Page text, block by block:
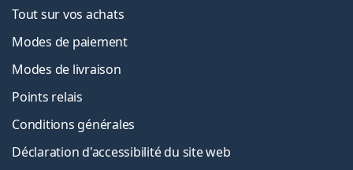
Tout sur vos achats
Modes de paiement
Modes de livraison
Points relais
Conditions générales
Déclaration d'accessibilité du site web